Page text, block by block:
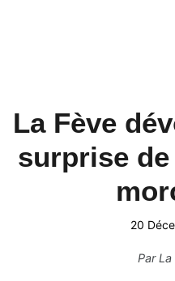
La Fève
surprise
20
ParLa